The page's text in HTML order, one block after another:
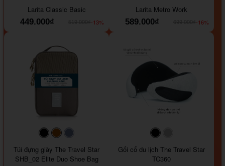
Larita Classic Basic
449.000₫
-13%
Larita Metro Work
589.000₫
-16%
#000000#964B00
Túi đựng giày The Travel Star
SHB_02 Elite Duo Shoe Bag
#000000
Gối cổ du lịch The Travel Star
TC360